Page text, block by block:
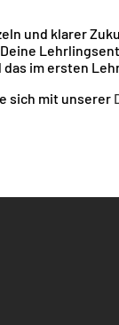
und klarer
im ersten
sich mit unserer